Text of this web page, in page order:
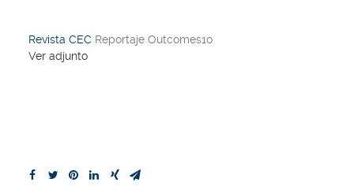
Revista CEC Reportaje Outcomes10
Ver adjunto